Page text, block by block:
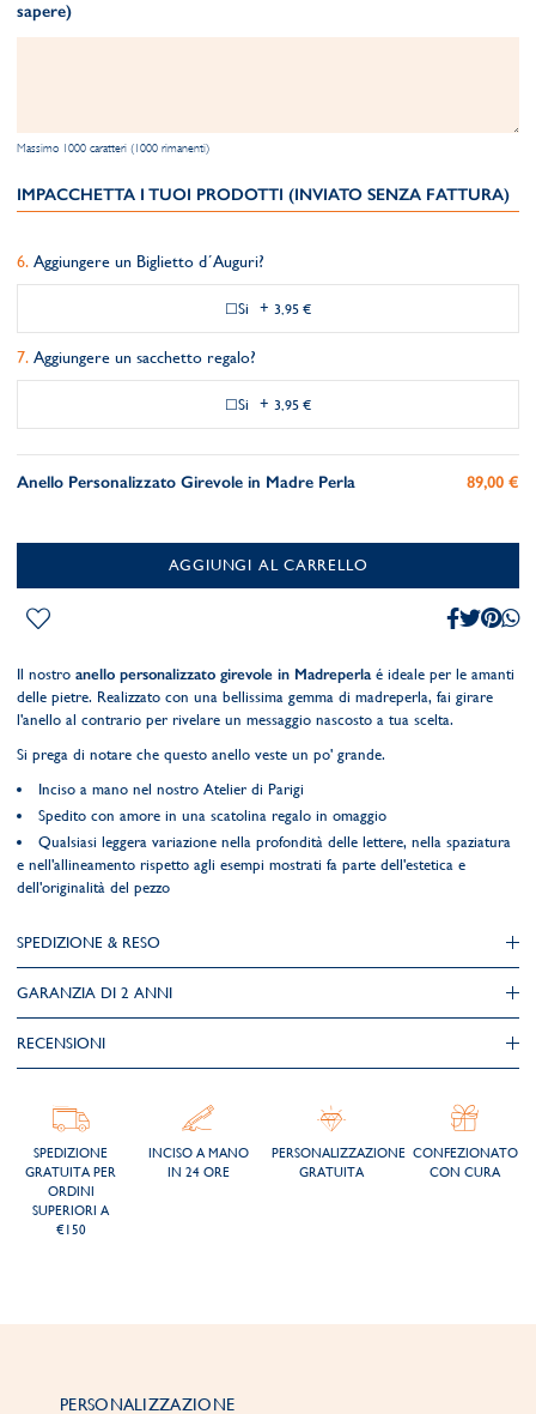
sapere)
Massimo 1000 caratteri (1000 rimanenti)
IMPACCHETTA I TUOI PRODOTTI (INVIATO SENZA FATTURA)
Aggiungere un Biglietto d´Auguri?
Si + 3,95 €
Aggiungere un sacchetto regalo?
Si + 3,95 €
Anello Personalizzato Girevole in Madre Perla 89,00 €
AGGIUNGI AL CARRELLO
Il nostro anello personalizzato girevole in Madreperlaé ideale per le amanti
delle pietre. Realizzato con una bellissima gemma di madreperla, fai girare
l'anello al contrario per rivelare un messaggio nascosto a tua scelta.
Si prega di notare che questo anello veste un po' grande.
Inciso a mano nel nostro Atelier di Parigi
Spedito con amore in una scatolina regalo in omaggio
Qualsiasi leggera variazione nella profondità delle lettere, nella spaziatura
e nell'allineamento rispetto agli esempi mostrati fa parte dell'estetica e
dell'originalità del pezzo
SPEDIZIONE & RESO
GARANZIA DI 2 ANNI
RECENSIONI
SPEDIZIONE
GRATUITA PER
ORDINI
SUPERIORI A
€150
INCISO A MANO
IN 24 ORE
PERSONALIZZAZIONE
GRATUITA
CONFEZIONATO
CON CURA
PERSONALIZZAZIONE